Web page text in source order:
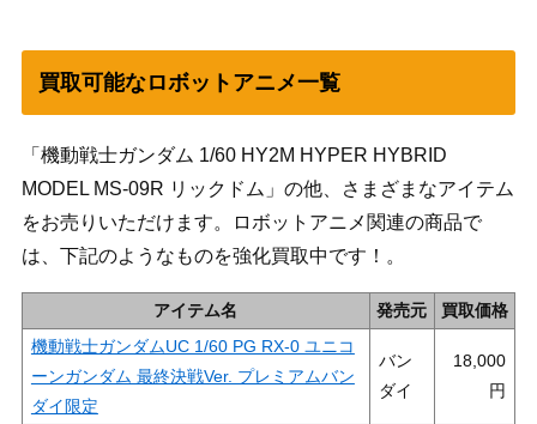
買取可能なロボットアニメ一覧
「機動戦士ガンダム 1/60 HY2M HYPER HYBRID
MODEL MS-09R リックドム」の他、さまざまなアイテム
をお売りいただけます。ロボットアニメ関連の商品で
は、下記のようなものを強化買取中です！。
アイテム名 発売元
買取価格
機動戦士ガンダムUC 1/60 PG RX-0 ユニコ
ーンガンダム 最終決戦Ver. プレミアムバン
ダイ限定
バン
ダイ
18,000